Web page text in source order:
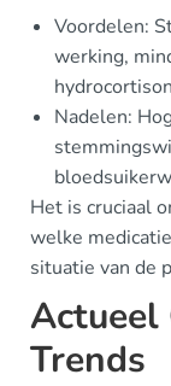
Voordelen:
werking,
Nadelen:
Het is cruciaal
welke
situatie van de
Actueel
Trends